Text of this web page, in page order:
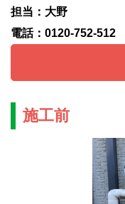
担当：大野
電話：0120-752-512
施工前